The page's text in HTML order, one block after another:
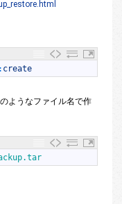
: create
ようなファイル名で作